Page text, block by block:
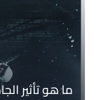
ما هو تأثير